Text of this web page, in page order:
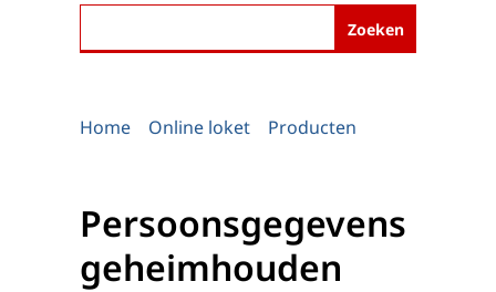
Zoeken
Home Online loket Producten
Persoonsgegevens
geheimhouden